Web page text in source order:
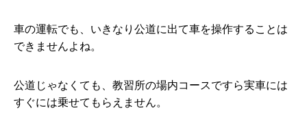
車の運転でも、いきなり公道に出て車を操作することは
できませんよね。
公道じゃなくても、教習所の場内コースですら実車には
すぐには乗せてもらえません。